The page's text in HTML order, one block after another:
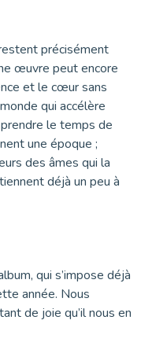
précisément
œuvre peut encore
et le cœur sans
qui accélère
le temps de
une époque ;
des âmes qui la
déjà un peu à
qui s’impose déjà
année. Nous
de joie qu’il nous en